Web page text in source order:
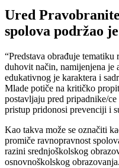
Ured
spolova podržao
“Predstava obrađuje
duhovit način, namijenjena je
edukativnog je karaktera i
Mlade potiče na kritičko
postavljaju pred pripadnike/
pristup pridonosi prevenciji i
Kao takva može se označiti
promiče ravnopravnost
razini srednjoškolskog
osnovnoškolskog obrazovanja.